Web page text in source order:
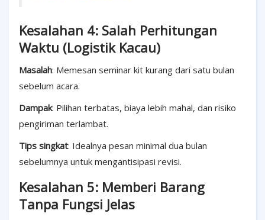
Kesalahan 4: Salah Perhitungan
Waktu (Logistik Kacau)
Masalah: Memesan seminar kit kurang dari satu bulan
sebelum acara.
Dampak: Pilihan terbatas, biaya lebih mahal, dan risiko
pengiriman terlambat.
Tips singkat: Idealnya pesan minimal dua bulan
sebelumnya untuk mengantisipasi revisi.
Kesalahan 5: Memberi Barang
Tanpa Fungsi Jelas